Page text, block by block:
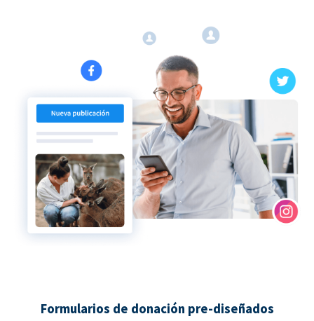
Formularios de donación pre-diseñados